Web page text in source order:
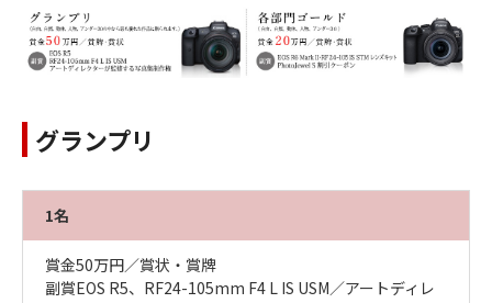
グランプリ
1名
賞金50万円／賞状・賞牌
副賞EOS R5、RF24-105mm F4 L IS USM／アートディレ